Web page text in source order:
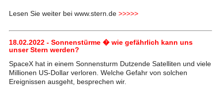
Lesen Sie weiter bei www.stern.de >>>>>
18.02.2022 - Sonnenstürme � wie gefährlich kann uns
unser Stern werden?
SpaceX hat in einem Sonnensturm Dutzende Satelliten und viele
Millionen US-Dollar verloren. Welche Gefahr von solchen
Ereignissen ausgeht, besprechen wir.